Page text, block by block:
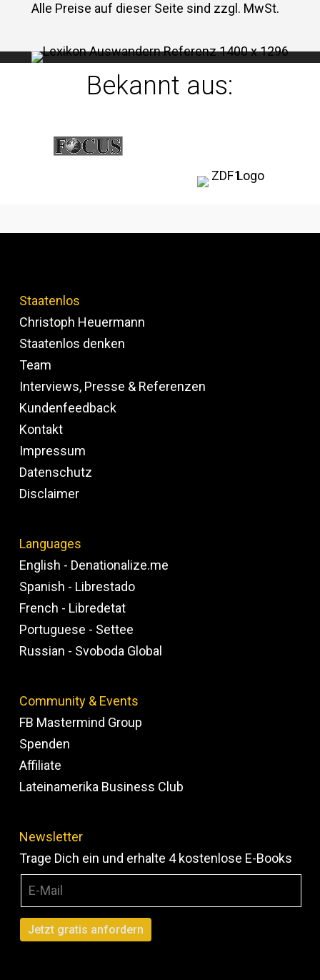
Alle Preise auf dieser Seite sind zzgl. MwSt.
Bekannt aus:
Staatenlos
Christoph Heuermann
Staatenlos denken
Team
Interviews, Presse & Referenzen
Kundenfeedback
Kontakt
Impressum
Datenschutz
Disclaimer
Languages
English - Denationalize.me
Spanish - Librestado
French - Libredetat
Portuguese - Settee
Russian - Svoboda Global
Community & Events
FB Mastermind Group
Spenden
Affiliate
Lateinamerika Business Club
Newsletter
Trage Dich ein und erhalte 4 kostenlose E-Books